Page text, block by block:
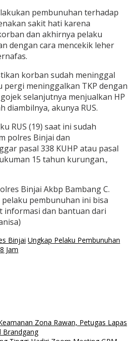
pembunuhan terhadap
sakit hati karena
dan akhirnya pelaku
dengan cara mencekik leher
korban sudah meninggal
pergi meninggalkan TKP dengan
selanjutnya menjualkan HP
diambilnya, akunya RUS.
RUS (19) saat ini sudah
polres Binjai dan
pasal 338 KUHP atau pasal
15 tahun kurungan.,
Binjai Akbp Bambang C.
pelaku pembunuhan ini bisa
informasi dan bantuan dari
Binjai Ungkap Pelaku Pembunuhan
Jam
Zona Rawan, Petugas Lapas
Brandgang